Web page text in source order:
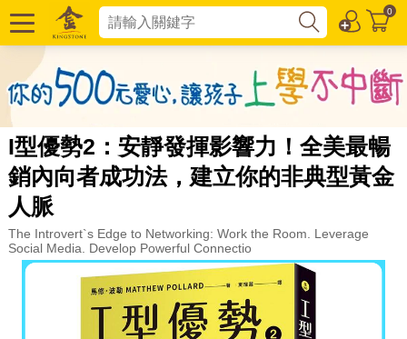
0
I型優勢2：安靜發揮影響力！全美最暢
銷內向者成功法，建立你的非典型黃金
人脈
The Introvert`s Edge to Networking: Work the Room. Leverage
Social Media. Develop Powerful Connectio